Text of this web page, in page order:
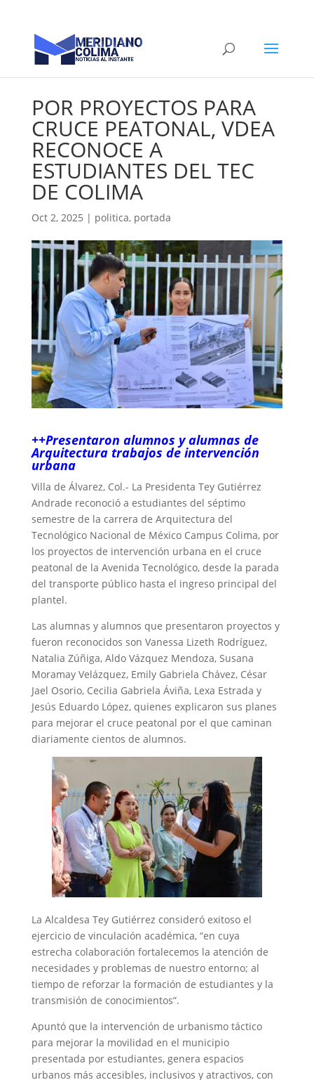
POR PROYECTOS PARA
CRUCE PEATONAL, VDEA
RECONOCE A
ESTUDIANTES DEL TEC
DE COLIMA
Oct 2, 2025 | politica, portada
++Presentaron alumnos y alumnas de
Arquitectura trabajos de intervención
urbana
‎Villa de Álvarez, Col.- La Presidenta Tey Gutiérrez
Andrade reconoció a estudiantes del séptimo
semestre de la carrera de Arquitectura del
Tecnológico Nacional de México Campus Colima, por
los proyectos de intervención urbana en el cruce
peatonal de la Avenida Tecnológico, desde la parada
del transporte público hasta el ingreso principal del
plantel.
‎Las alumnas y alumnos que presentaron proyectos y
fueron reconocidos son Vanessa Lizeth Rodríguez,
Natalia Zúñiga, Aldo Vázquez Mendoza, Susana
Moramay Velázquez, Emily Gabriela Chávez, César
Jael Osorio, Cecilia Gabriela Áviña, Lexa Estrada y
Jesús Eduardo López, quienes explicaron sus planes
para mejorar el cruce peatonal por el que caminan
diariamente cientos de alumnos.
‎La Alcaldesa Tey Gutiérrez consideró exitoso el
ejercicio de vinculación académica, “en cuya
estrecha colaboración fortalecemos la atención de
necesidades y problemas de nuestro entorno; al
tiempo de reforzar la formación de estudiantes y la
transmisión de conocimientos”.
‎Apuntó que la intervención de urbanismo táctico
para mejorar la movilidad en el municipio
presentada por estudiantes, genera espacios
urbanos más accesibles, inclusivos y atractivos, con